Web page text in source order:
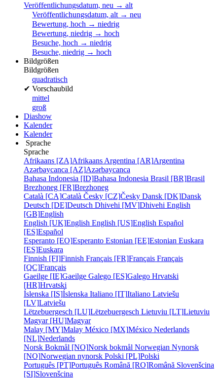
Veröffentlichungsdatum, neu → alt
Veröffentlichungsdatum, alt → neu
Bewertung, hoch → niedrig
Bewertung, niedrig → hoch
Besuche, hoch → niedrig
Besuche, niedrig → hoch
Bildgrößen
Bildgrößen
quadratisch
✔ Vorschaubild
mittel
groß
Diashow
Kalender
Kalender
Sprache
Sprache
Afrikaans [ZA]Afrikaans Argentina [AR]Argentina
Azərbaycanca [AZ]Azərbaycanca
Bahasa Indonesia [ID]Bahasa Indonesia Brasil [BR]Brasil
Brezhoneg [FR]Brezhoneg
Català [CA]Català Česky [CZ]Česky Dansk [DK]Dansk
Deutsch [DE]Deutsch Dhivehi [MV]Dhivehi English
[GB]English
English [UK]English English [US]English Español
[ES]Español
Esperanto [EO]Esperanto Estonian [EE]Estonian Euskara
[ES]Euskara
Finnish [FI]Finnish Français [FR]Français Français
[QC]Français
Gaeilge [IE]Gaeilge Galego [ES]Galego Hrvatski
[HR]Hrvatski
Íslenska [IS]Íslenska Italiano [IT]Italiano Latviešu
[LV]Latviešu
Lëtzebuergesch [LU]Lëtzebuergesch Lietuviu [LT]Lietuviu
Magyar [HU]Magyar
Malay [MY]Malay México [MX]México Nederlands
[NL]Nederlands
Norsk Bokmål [NO]Norsk bokmål Norwegian Nynorsk
[NO]Norwegian nynorsk Polski [PL]Polski
Português [PT]Português Română [RO]Română Slovenšcina
[SI]Slovenšcina